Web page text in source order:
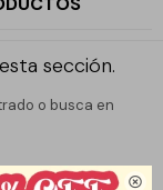

sección.
o busca en